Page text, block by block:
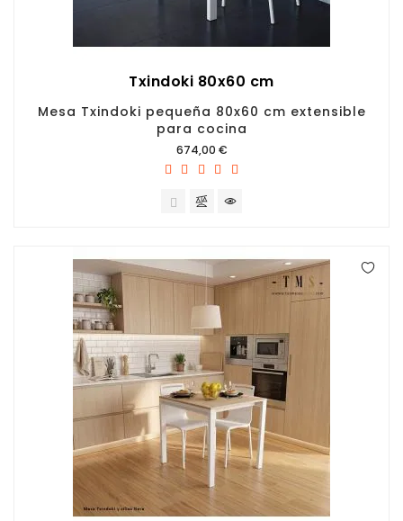
Txindoki 80x60 cm
Mesa Txindoki pequeña 80x60 cm extensible
para cocina
Precio
674,00 €